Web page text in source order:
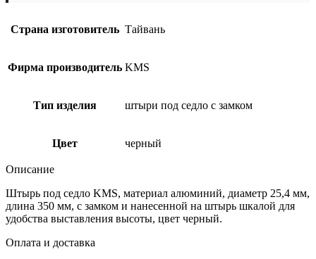
Страна изготовитель Тайвань
Фирма производитель KMS
Тип изделия штыри под седло с замком
Цвет черный
Описание
Штырь под седло KMS, материал алюминий, диаметр 25,4 мм,
длина 350 мм, с замком и нанесенной на штырь шкалой для
удобства выставления высоты, цвет черный.
Оплата и доставка